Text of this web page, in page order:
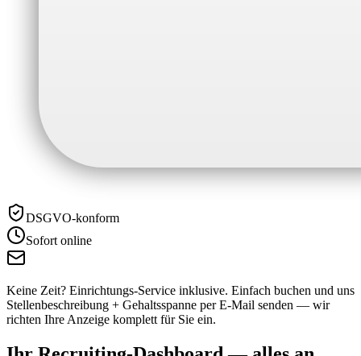
DSGVO-konform
Sofort online
Keine Zeit? Einrichtungs-Service inklusive. Einfach buchen und uns
Stellenbeschreibung + Gehaltsspanne per E-Mail senden — wir
richten Ihre Anzeige komplett für Sie ein.